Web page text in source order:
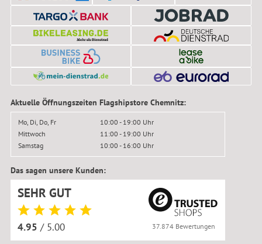
Aktuelle Öffnungszeiten Flagshipstore Chemnitz:
Mo, Di, Do, Fr
10:00 - 19:00 Uhr
Mittwoch
11:00 - 19:00 Uhr
Samstag
10:00 - 16:00 Uhr
Das sagen unsere Kunden:
SEHR GUT
4.95 / 5.00 37.874 Bewertungen